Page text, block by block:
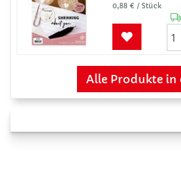
0,88 € / Stück
Alle Produkte in